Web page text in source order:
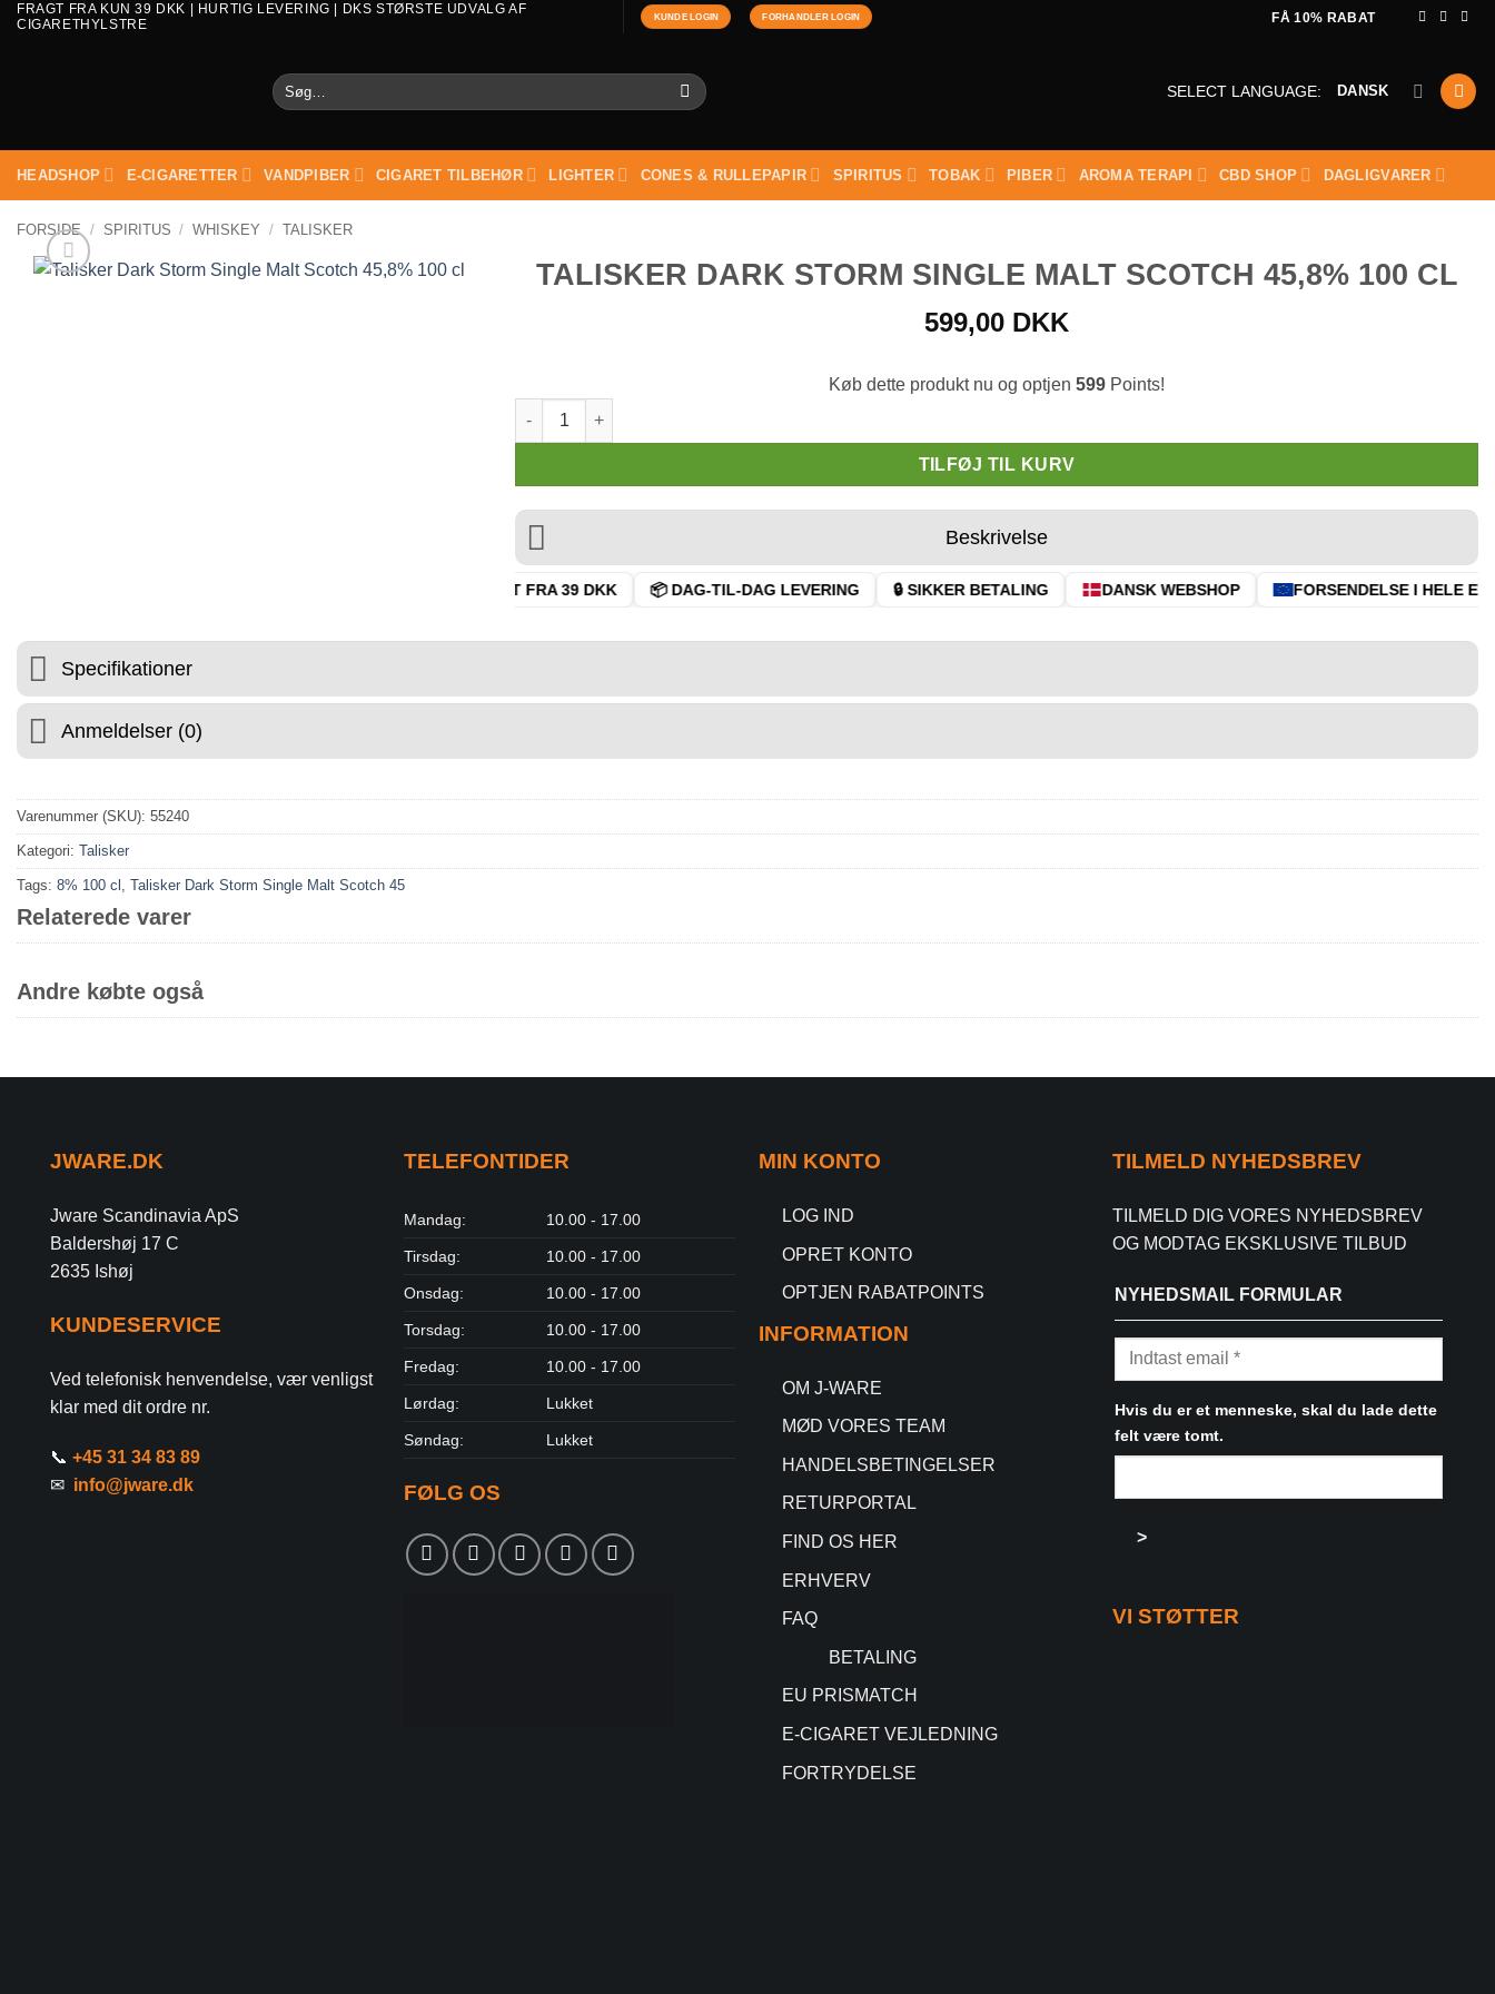
FRAGT FRA KUN 39 DKK | HURTIG LEVERING | DKS STØRSTE UDVALG AF
CIGARETHYLSTRE
KUNDE LOGIN FORHANDLER LOGIN FÅ 10% RABAT
Søg
efter:
SELECT LANGUAGE: DANSK
HEADSHOP E-CIGARETTER VANDPIBER CIGARET TILBEHØR LIGHTER CONES & RULLEPAPIR SPIRITUS TOBAK PIBER AROMA TERAPI CBD SHOP DAGLIGVARER
FORSIDE / SPIRITUS / WHISKEY / TALISKER
TALISKER DARK STORM SINGLE MALT SCOTCH 45,8% 100 CL
599,00 DKK
Køb dette produkt nu og optjen 599 Points!
Talisker Dark Storm Single Malt Scotch 45,8% 100 cl antal
TILFØJ TIL KURV
Beskrivelse
🚚 FRAGT FRA 39 DKK 📦 DAG-TIL-DAG LEVERING 🔒 SIKKER BETALING DANSK WEBSHOP FORSENDELSE I HELE EU
Specifikationer
Anmeldelser (0)
Varenummer (SKU): 55240
Kategori: Talisker
Tags: 8% 100 cl Talisker Dark Storm Single Malt Scotch 45
Relaterede varer
Andre købte også
JWARE.DK
Jware Scandinavia ApS
Baldershøj 17 C
2635 Ishøj
KUNDESERVICE
Ved telefonisk henvendelse, vær venligst
klar med dit ordre nr.
📞 +45 31 34 83 89
✉ info@jware.dk
TELEFONTIDER
Mandag: 10.00 - 17.00
Tirsdag: 10.00 - 17.00
Onsdag: 10.00 - 17.00
Torsdag: 10.00 - 17.00
Fredag: 10.00 - 17.00
Lørdag: Lukket
Søndag: Lukket
FØLG OS
MIN KONTO
LOG IND
OPRET KONTO
OPTJEN RABATPOINTS
INFORMATION
OM J-WARE
MØD VORES TEAM
HANDELSBETINGELSER
RETURPORTAL
FIND OS HER
ERHVERV
FAQ
BETALING
EU PRISMATCH
E-CIGARET VEJLEDNING
FORTRYDELSE
TILMELD NYHEDSBREV
TILMELD DIG VORES NYHEDSBREV
OG MODTAG EKSKLUSIVE TILBUD
NYHEDSMAIL FORMULAR
Hvis du er et menneske, skal du lade dette
felt være tomt.
>
VI STØTTER